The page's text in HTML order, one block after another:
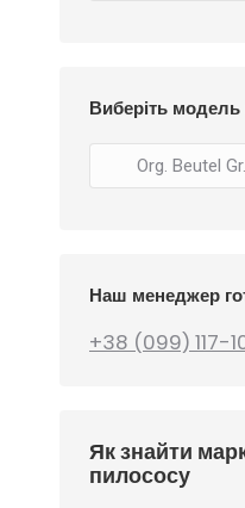
Виберіть
Наш менеджер
+38 (099) 117-
Як знайти
пилососу